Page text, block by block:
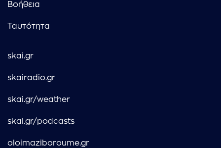
Βοήθεια
Ταυτότητα
skai.gr
skairadio.gr
skai.gr/weather
skai.gr/podcasts
oloimaziboroume.gr